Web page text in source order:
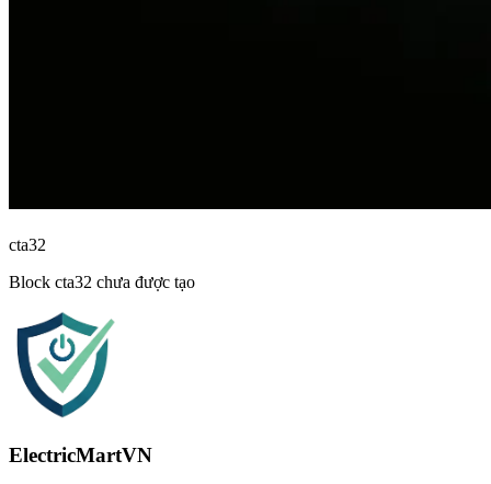
cta32
Block cta32 chưa được tạo
ElectricMartVN